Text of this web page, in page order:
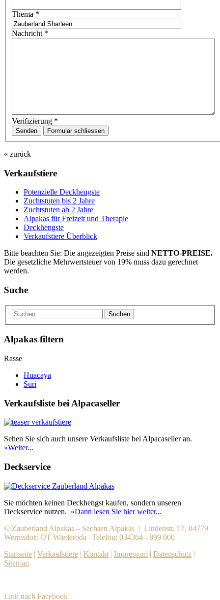
Thema *
Nachricht *
Verifizierung *
Senden Formular schliessen
« zurück
Verkaufstiere
Po­ten­zi­elle Deckhengste
Zuchtstuten bis 2 Jahre
Zuchtstuten ab 2 Jahre
Alpakas für Freizeit und Therapie
Deckhengste
Verkaufstiere Überblick
Bitte beachten Sie: Die angezeigten Preise sind NETTO-PREISE.
Die gesetzliche Mehrwertsteuer von 19% muss dazu gerechnet
werden.
Suche
Suchen
Alpakas filtern
Rasse
Huacaya
Suri
Verkaufsliste bei Alpacaseller
Sehen Sie sich auch unsere Verkaufsliste bei Alpacaseller an.
»Weiter...
Deckservice
Sie möchten keinen Deckhengst kaufen, sondern unseren
Deckservice nutzen. »Dann lesen Sie hier weiter...
© Zauberland Alpakas – Sachsen Alpakas | Lindenstr. 17, 04779
Wermsdorf OT Wiederoda | Telefon: 034364 - 899 000
Startseite | Verkaufstiere | Kontakt | Impressum | Datenschutz |
Sitemap
Link nach Facebook